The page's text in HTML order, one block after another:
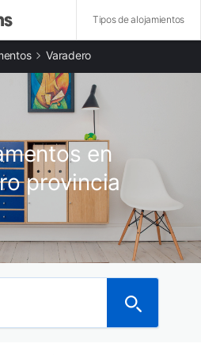
Tipos de alojamientos
provincia
provincia
de Santa Clara provincia
provincia
provincia
Varadero
en
provincia